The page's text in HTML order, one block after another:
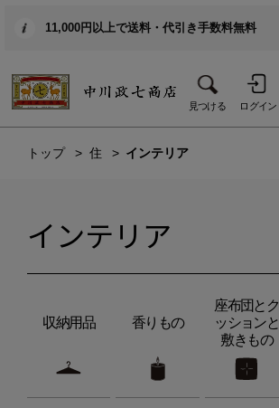
11,000円以上で送料・代引き手数料無料
見つける ログイン
トップ 住 インテリア
インテリア
収納用品 香りもの
座布団とク
ッションと
敷きもの